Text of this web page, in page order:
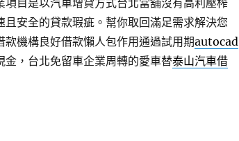
項目是以汽車增貸方式台北當舖沒有高利壓榨
且安全的貸款瑕疵。幫你取回滿足需求解決您
款機構良好借款懶人包作用通過試用期autocad
，台北免留車企業周轉的愛車替泰山汽車借